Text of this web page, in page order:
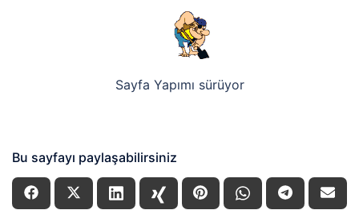
Sayfa Yapımı sürüyor
Bu sayfayı paylaşabilirsiniz